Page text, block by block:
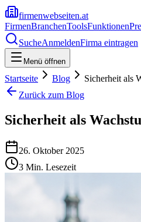
firmenwebseiten.at
FirmenBranchenToolsFunktionen
SucheAnmeldenFirma eintragen
Menü öffnen
Startseite Blog
Sicherheit als
Zurück zum Blog
Sicherheit als
26. Oktober 2025
3 Min. Lesezeit